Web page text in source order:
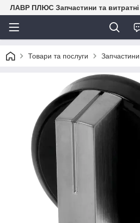
ЛАВР ПЛЮС Запчастини та витратні
Товари та послуги